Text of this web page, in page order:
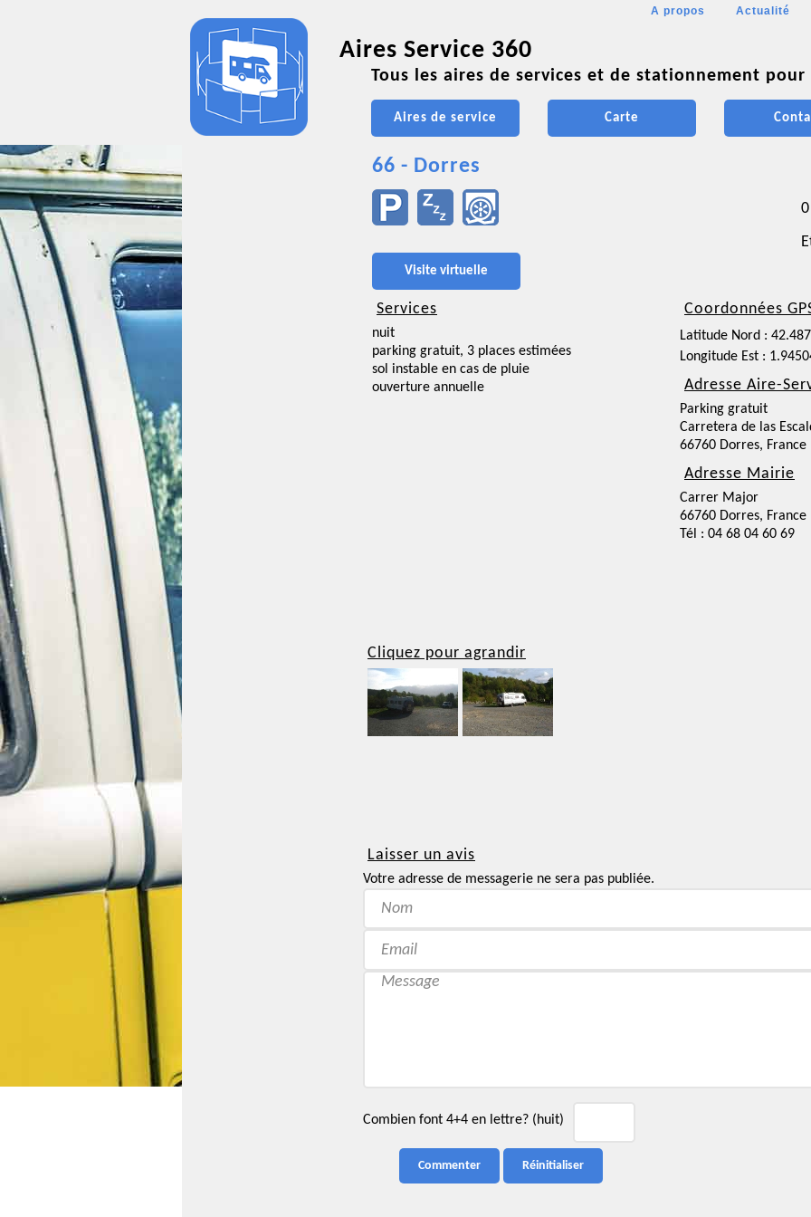
A propos Actualité
Aires Service 360
Tous les aires de services et de stationnement pour
Aires de service Carte
66 - Dorres
Visite virtuelle
Services
nuit
parking gratuit, 3 places estimées
sol instable en cas de pluie
ouverture annuelle
Coordonnées
Latitude Nord :
Longitude Est :
Adresse Aire-
Parking gratuit
Carretera de las
66760 Dorres, France
Adresse Mairie
Carrer Major
66760 Dorres, France
Tél : 04 68 04 60 69
Cliquez pour agrandir
Laisser un avis
Votre adresse de messagerie ne sera pas publiée.
Combien font 4+4 en lettre? (huit)